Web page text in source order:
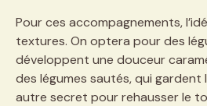
Pour ces accompagnements,
textures. On optera pour des
développent une douceur
des légumes sautés, qui gardent
autre secret pour rehausser le